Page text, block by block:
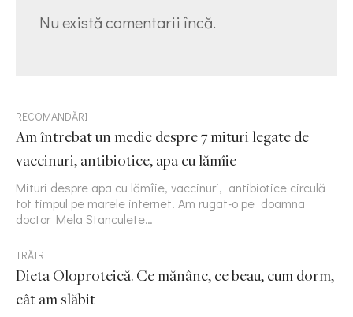
Nu există comentarii încă.
RECOMANDĂRI
Am întrebat un medic despre 7 mituri legate de
vaccinuri, antibiotice, apa cu lămîie
Mituri despre apa cu lămîie, vaccinuri, antibiotice circulă
tot timpul pe marele internet. Am rugat-o pe doamna
doctor Mela Stanculete…
TRĂIRI
Dieta Oloproteică. Ce mănânc, ce beau, cum dorm,
cât am slăbit